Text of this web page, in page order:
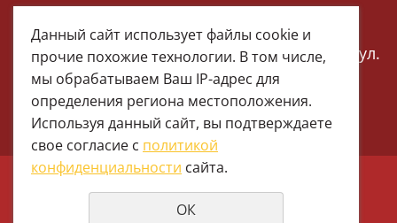
(MAX)
Екатеринбург, ул. Мира 2
Екатеринбург, ул.
Малышева 76
© 1997 - 2026 Меломания
Политика конфиденциальности
Данный сайт использует файлы cookie и
прочие похожие технологии. В том числе,
мы обрабатываем Ваш IP-адрес для
определения региона местоположения.
Используя данный сайт, вы подтверждаете
свое согласие с политикой
конфиденциальности сайта.
ОК